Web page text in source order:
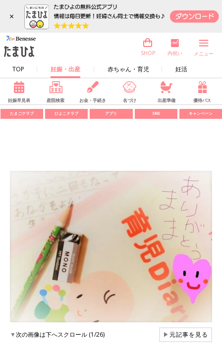
×
TOP 妊娠・出産 赤ちゃん・育児 妊活
SHOP 内祝い メニュー
妊娠早見表 産院検索 お金・手続き 名づけ 出産準備 優待パス
たまごクラブ ひよこクラブ アプリ SNS キャンペーン
▼次の画像は下へスクロール (1/26) ▶元記事を見る